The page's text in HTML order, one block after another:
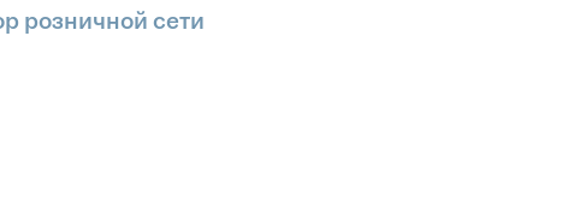
розничной сети